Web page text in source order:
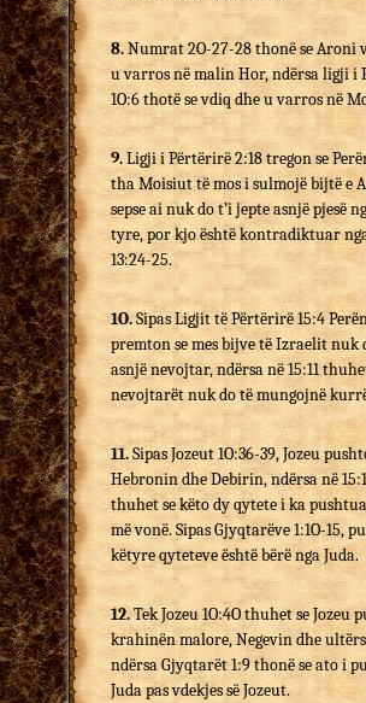
8.Numrat 2O-27-28 thonë se Aroni
u varros në malin Hor, ndërsa ligji i
1O:6 thotë se vdiq dhe u varros në
9.Ligji i Përtërirë 2:18 tregon se
tha Moisiut të mos i sulmojë bijtë e
sepse ai nuk do t’i jepte asnjë pjesë
tyre, por kjo është kontradiktuar
13:24-25.
1O.Sipas Ligjit të Përtërirë 15:4
premton se mes bijve të Izraelit nuk
asnjë nevojtar, ndërsa në 15:11
nevojtarët nuk do të mungojnë
11.Sipas Jozeut 1O:36-39, Jozeu
Hebronin dhe Debirin, ndërsa në
thuhet se këto dy qytete i ka
më vonë. Sipas Gjyqtarëve 1:1O-15,
këtyre qyteteve është bërë nga Juda.
12.Tek Jozeu 1O:4O thuhet se Jozeu
krahinën malore, Negevin dhe
ndërsa Gjyqtarët 1:9 thonë se ato i
Juda pas vdekjes së Jozeut.